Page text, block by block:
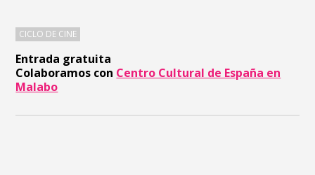
Entrada gratuita
Colaboramos con Centro Cultural de España en
Malabo
CICLO DE CINE